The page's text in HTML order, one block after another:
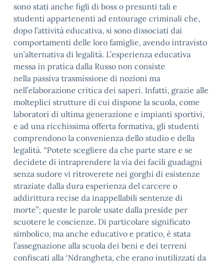
sono stati anche figli di boss o presunti tali e
studenti appartenenti ad entourage criminali che,
dopo l’attività educativa, si sono dissociati dai
comportamenti delle loro famiglie, avendo intravisto
un’alternativa di legalità. L’esperienza educativa
messa in pratica dalla Russo non consiste
nella passiva trasmissione di nozioni ma
nell’elaborazione critica dei saperi. Infatti, grazie alle
molteplici strutture di cui dispone la scuola, come
laboratori di ultima generazione e impianti sportivi,
e ad una ricchissima offerta formativa, gli studenti
comprendono la convenienza dello studio e della
legalità. “Potete scegliere da che parte stare e se
decidete di intraprendere la via dei facili guadagni
senza sudore vi ritroverete nei gorghi di esistenze
straziate dalla dura esperienza del carcere o
addirittura recise da inappellabili sentenze di
morte”; queste le parole usate dalla preside per
scuotere le coscienze. Di particolare significato
simbolico, ma anche educativo e pratico, è stata
l’assegnazione alla scuola dei beni e dei terreni
confiscati alla ‘Ndrangheta, che erano inutilizzati da